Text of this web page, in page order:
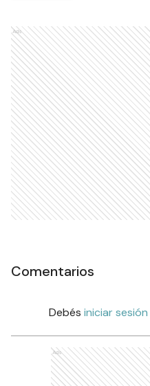
Ads
Comentarios
Debés iniciar sesión
Ads